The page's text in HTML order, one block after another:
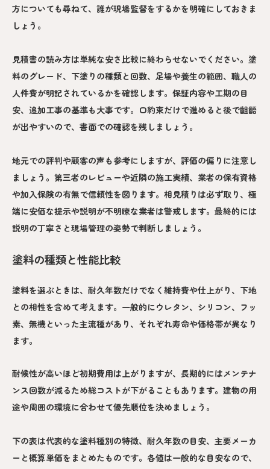
方についても尋ねて、誰が現場監督をするかを明確にしておきま
しょう。
見積書の読み方は単純な安さ比較に終わらせないでください。塗
料のグレード、下塗りの種類と回数、足場や養生の範囲、職人の
人件費が明記されているかを確認します。保証内容や工期の目
安、追加工事の基準も大事です。口約束だけで進めると後で齟齬
が出やすいので、書面での確認を残しましょう。
地元での評判や顧客の声も参考にしますが、評価の偏りに注意し
ましょう。第三者のレビューや近隣の施工実績、業者の保有資格
や加入保険の有無で信頼性を図ります。相見積りは必ず取り、極
端に安価な提示や説明が不明瞭な業者は警戒します。最終的には
説明の丁寧さと現場管理の姿勢で判断しましょう。
塗料の種類と性能比較
塗料を選ぶときは、耐久年数だけでなく維持費や仕上がり、下地
との相性を含めて考えます。一般的にウレタン、シリコン、フッ
素、無機といった主流種があり、それぞれ寿命や価格帯が異なり
ます。
耐候性が高いほど初期費用は上がりますが、長期的にはメンテナ
ンス回数が減るため総コストが下がることもあります。建物の用
途や周囲の環境に合わせて優先順位を決めましょう。
下の表は代表的な塗料種別の特徴、耐久年数の目安、主要メーカ
ーと概算単価をまとめたものです。各値は一般的な目安なので、